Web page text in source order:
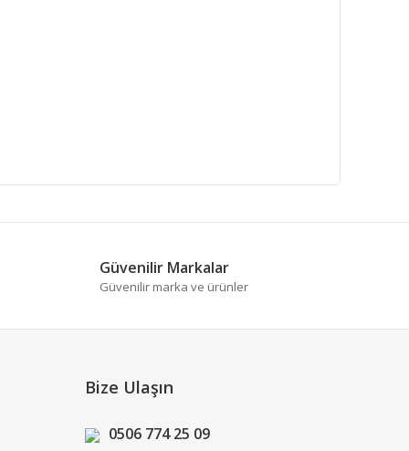
Güvenilir Markalar
Güvenilir marka ve ürünler
Bize Ulaşın
0506 774 25 09